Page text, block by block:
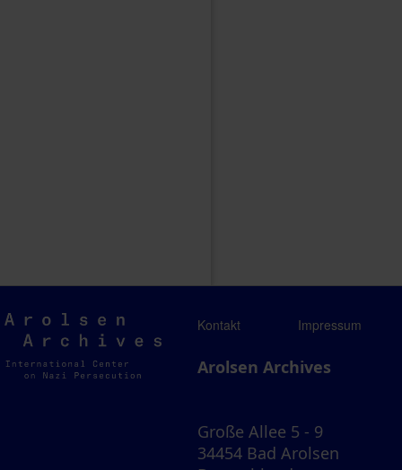
Arolsen
Archives
Kontakt Impressum
Arolsen Archives
Große Allee 5 - 9
34454 Bad Arolsen